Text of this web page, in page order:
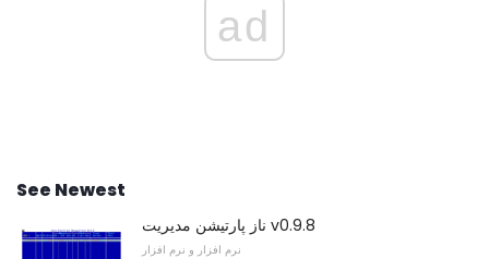
ad
See Newest
ناز پارتیشن مدیریت v0.9.8
نرم افزار و نرم افزار